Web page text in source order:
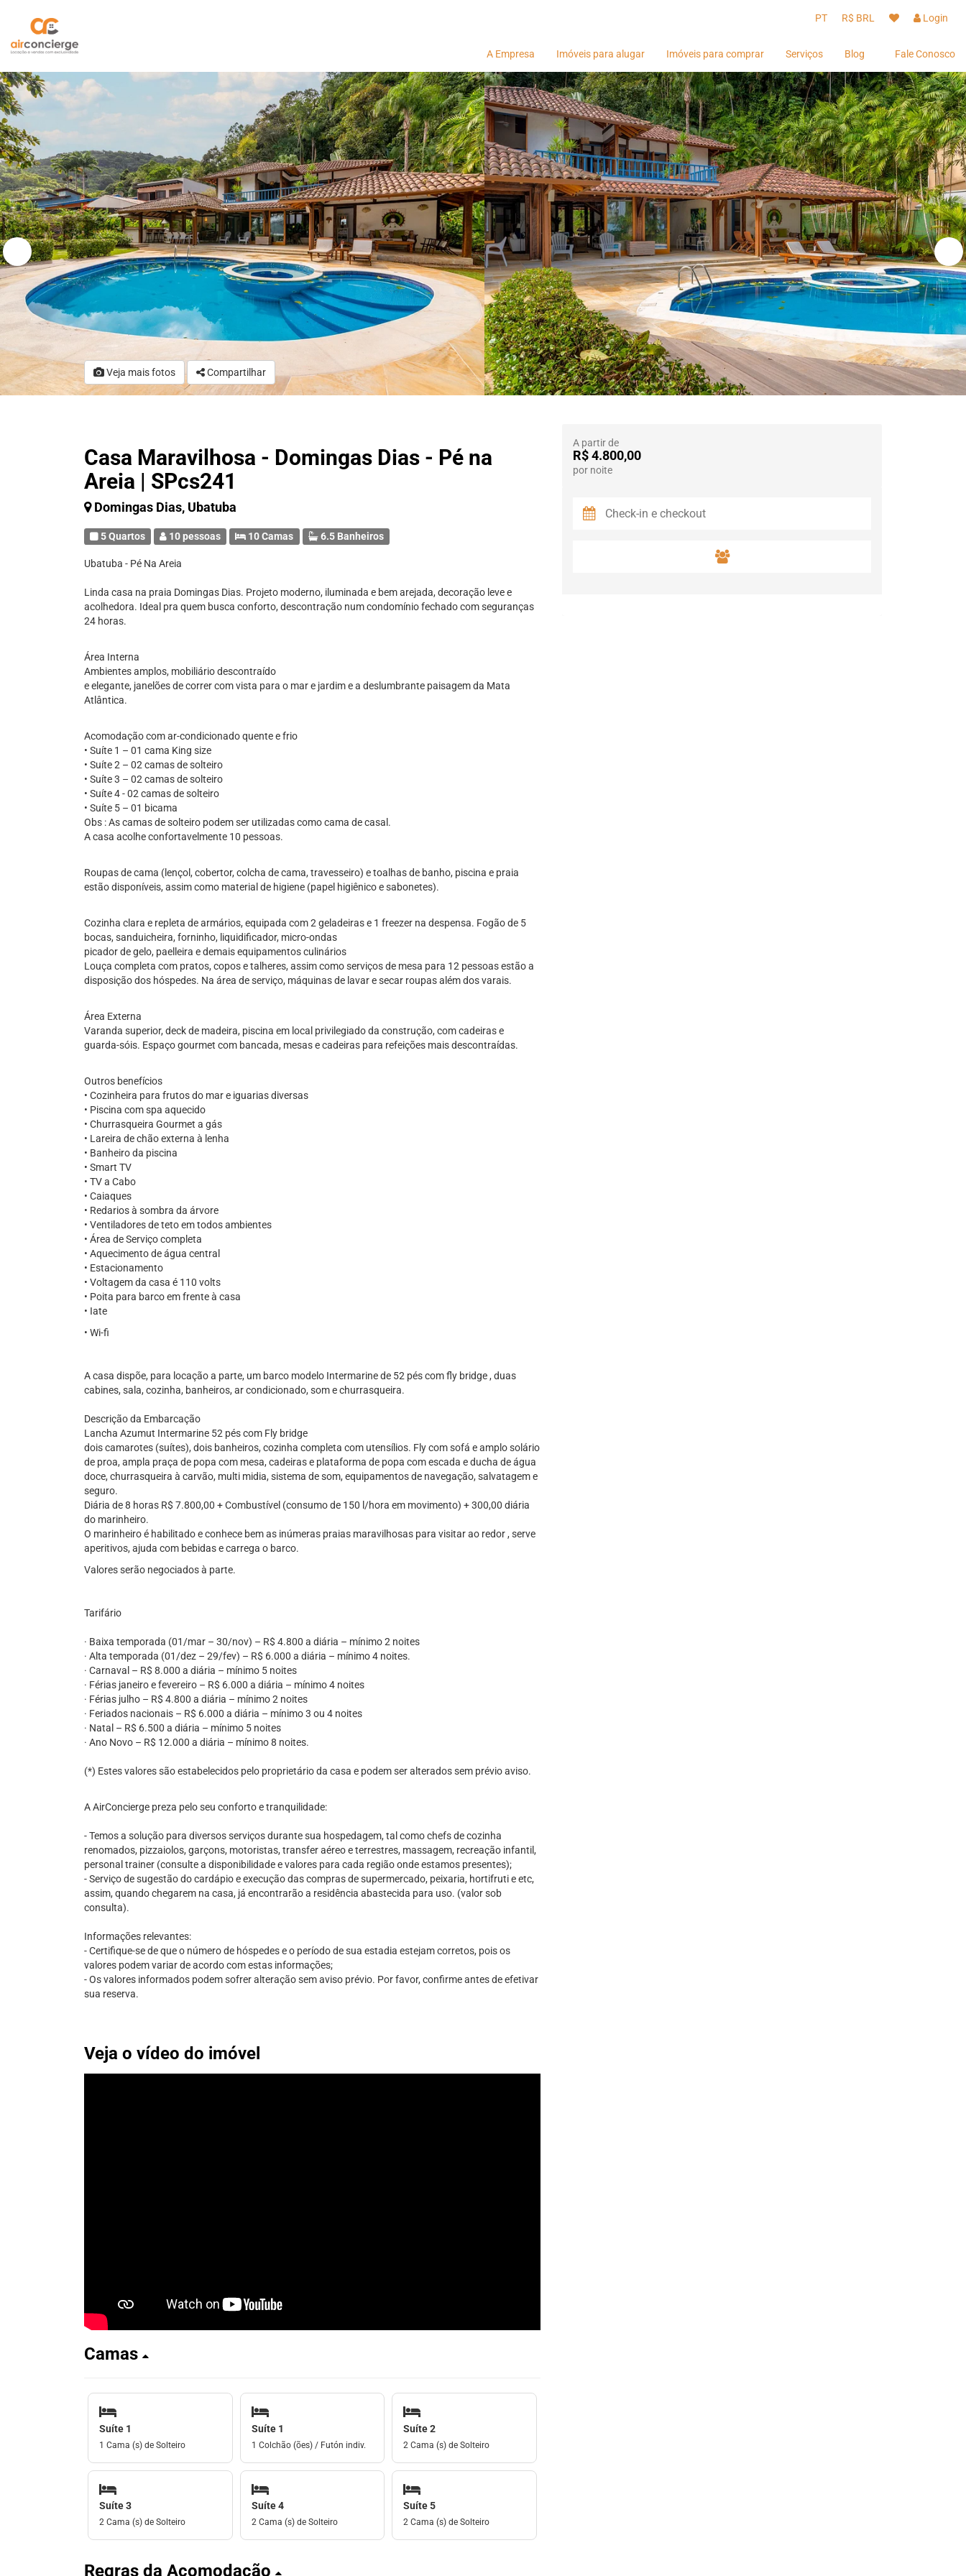
PT R$ BRL Login
A Empresa Imóveis para alugar Imóveis para comprar Serviços
Hóspedes
Proprietários
Blog
Hóspedes
Proprietários
Fale Conosco
Veja mais fotos Compartilhar
Casa Maravilhosa - Domingas Dias - Pé na
Areia | SPcs241
Domingas Dias, Ubatuba
5 Quartos 10 pessoas 10 Camas 6.5 Banheiros
Ubatuba - Pé Na Areia
Linda casa na praia Domingas Dias. Projeto moderno, iluminada e bem arejada, decoração leve e
acolhedora. Ideal pra quem busca conforto, descontração num condomínio fechado com seguranças
24 horas.
Área Interna
Ambientes amplos, mobiliário descontraído
e elegante, janelões de correr com vista para o mar e jardim e a deslumbrante paisagem da Mata
Atlântica.
Acomodação com ar-condicionado quente e frio
• Suíte 1 – 01 cama King size
• Suíte 2 – 02 camas de solteiro
• Suíte 3 – 02 camas de solteiro
• Suíte 4 - 02 camas de solteiro
• Suíte 5 – 01 bicama
Obs : As camas de solteiro podem ser utilizadas como cama de casal.
A casa acolhe confortavelmente 10 pessoas.
Roupas de cama (lençol, cobertor, colcha de cama, travesseiro) e toalhas de banho, piscina e praia
estão disponíveis, assim como material de higiene (papel higiênico e sabonetes).
Cozinha clara e repleta de armários, equipada com 2 geladeiras e 1 freezer na despensa. Fogão de 5
bocas, sanduicheira, forninho, liquidificador, micro-ondas
picador de gelo, paelleira e demais equipamentos culinários
Louça completa com pratos, copos e talheres, assim como serviços de mesa para 12 pessoas estão a
disposição dos hóspedes. Na área de serviço, máquinas de lavar e secar roupas além dos varais.
Área Externa
Varanda superior, deck de madeira, piscina em local privilegiado da construção, com cadeiras e
guarda-sóis. Espaço gourmet com bancada, mesas e cadeiras para refeições mais descontraídas.
Outros benefícios
• Cozinheira para frutos do mar e iguarias diversas
• Piscina com spa aquecido
• Churrasqueira Gourmet a gás
• Lareira de chão externa à lenha
• Banheiro da piscina
• Smart TV
• TV a Cabo
• Caiaques
• Redarios à sombra da árvore
• Ventiladores de teto em todos ambientes
• Área de Serviço completa
• Aquecimento de água central
• Estacionamento
• Voltagem da casa é 110 volts
• Poita para barco em frente à casa
• Iate
• Wi-fi
A casa dispõe, para locação a parte, um barco modelo Intermarine de 52 pés com fly bridge , duas
cabines, sala, cozinha, banheiros, ar condicionado, som e churrasqueira.
Descrição da Embarcação
Lancha Azumut Intermarine 52 pés com Fly bridge
dois camarotes (suítes), dois banheiros, cozinha completa com utensílios. Fly com sofá e amplo solário
de proa, ampla praça de popa com mesa, cadeiras e plataforma de popa com escada e ducha de água
doce, churrasqueira à carvão, multi midia, sistema de som, equipamentos de navegação, salvatagem e
seguro.
Diária de 8 horas R$ 7.800,00 + Combustível (consumo de 150 l/hora em movimento) + 300,00 diária
do marinheiro.
O marinheiro é habilitado e conhece bem as inúmeras praias maravilhosas para visitar ao redor , serve
aperitivos, ajuda com bebidas e carrega o barco.
Valores serão negociados à parte.
Tarifário
· Baixa temporada (01/mar – 30/nov) – R$ 4.800 a diária – mínimo 2 noites
· Alta temporada (01/dez – 29/fev) – R$ 6.000 a diária – mínimo 4 noites.
· Carnaval – R$ 8.000 a diária – mínimo 5 noites
· Férias janeiro e fevereiro – R$ 6.000 a diária – mínimo 4 noites
· Férias julho – R$ 4.800 a diária – mínimo 2 noites
· Feriados nacionais – R$ 6.000 a diária – mínimo 3 ou 4 noites
· Natal – R$ 6.500 a diária – mínimo 5 noites
· Ano Novo – R$ 12.000 a diária – mínimo 8 noites.
(*) Estes valores são estabelecidos pelo proprietário da casa e podem ser alterados sem prévio aviso.
A AirConcierge preza pelo seu conforto e tranquilidade:
- Temos a solução para diversos serviços durante sua hospedagem, tal como chefs de cozinha
renomados, pizzaiolos, garçons, motoristas, transfer aéreo e terrestres, massagem, recreação infantil,
personal trainer (consulte a disponibilidade e valores para cada região onde estamos presentes);
- Serviço de sugestão do cardápio e execução das compras de supermercado, peixaria, hortifruti e etc,
assim, quando chegarem na casa, já encontrarão a residência abastecida para uso. (valor sob
consulta).
Informações relevantes:
- Certifique-se de que o número de hóspedes e o período de sua estadia estejam corretos, pois os
valores podem variar de acordo com estas informações;
- Os valores informados podem sofrer alteração sem aviso prévio. Por favor, confirme antes de efetivar
sua reserva.
Veja o vídeo do imóvel
Camas
Suíte 1
1 Cama (s) de Solteiro
Suíte 1
1 Colchão (ões) / Futón indiv.
Suíte 2
2 Cama (s) de Solteiro
Suíte 3
2 Cama (s) de Solteiro
Suíte 4
2 Cama (s) de Solteiro
Suíte 5
2 Cama (s) de Solteiro
Regras da Acomodação
A partir de
R$ 4.800,00
por noite